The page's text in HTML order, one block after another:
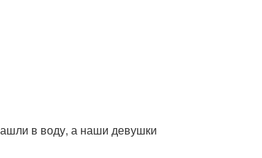
в воду, а наши девушки